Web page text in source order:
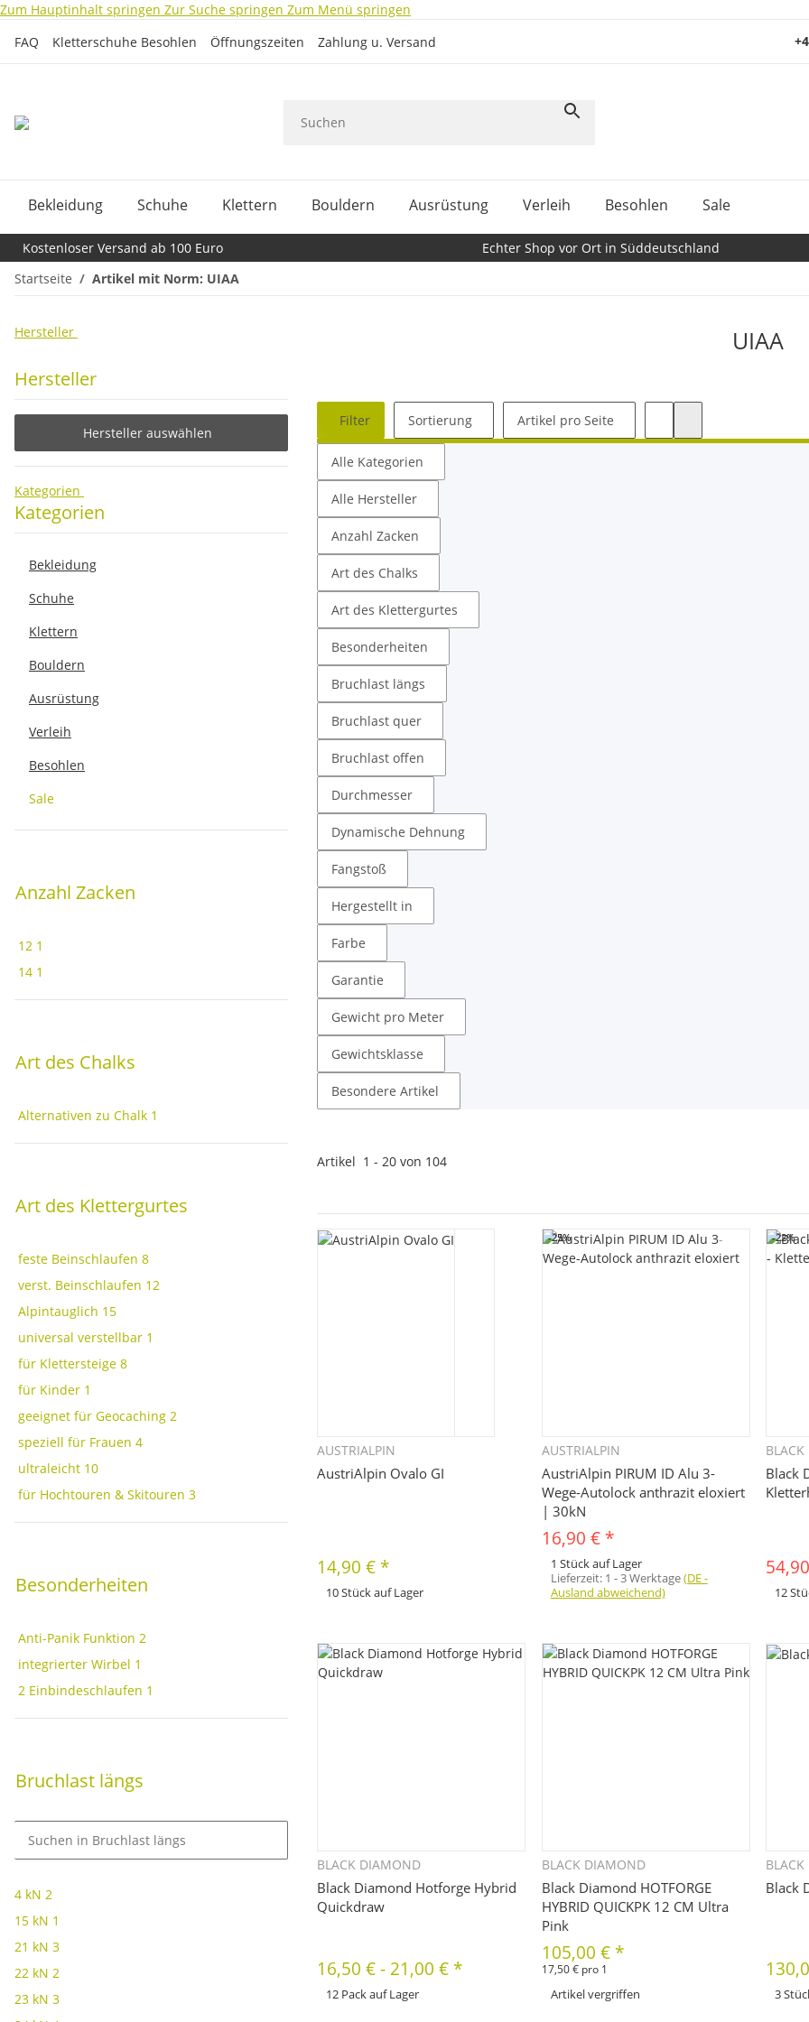
Zum Hauptinhalt springen Zur Suche springen Zum Menü springen
FAQ
Kletterschuhe Besohlen Öffnungszeiten Zahlung u. Versand
Bekleidung Schuhe Klettern Bouldern Ausrüstung Verleih Besohlen Sale
Kostenloser Versand ab 100 Euro Echter Shop vor Ort in Süddeutschland
Startseite
Artikel mit Norm: UIAA
UIAA
Filter Sortierung Artikel pro Seite
Alle Kategorien
Alle Hersteller
Anzahl Zacken
Art des Chalks
Art des Klettergurtes
Besonderheiten
Bruchlast längs
Bruchlast quer
Bruchlast offen
Durchmesser
Dynamische Dehnung
Fangstoß
Hergestellt in
Farbe
Garantie
Gewicht pro Meter
Gewichtsklasse
Besondere Artikel
Artikel 1 - 20 von 104
Schnellkauf
AUSTRIALPIN
AustriAlpin Ovalo GI
14,90 € *
10 Stück auf Lager
-25%
Schnellkauf
AUSTRIALPIN
AustriAlpin PIRUM ID Alu 3-
Wege-Autolock anthrazit eloxiert
| 30kN
16,90 € *
1 Stück auf Lager
Lieferzeit: 1 - 3 Werktage(DE -
Ausland abweichend)
-22%
Black
12
Schnellkauf
BLACK DIAMOND
Black Diamond Hotforge Hybrid
Quickdraw
16,50 €- 21,00 € *
12 Pack auf Lager
Schnellkauf
BLACK DIAMOND
Black Diamond HOTFORGE
HYBRID QUICKPK 12 CM Ultra
Pink
105,00 € *
17,50 € pro 1
Artikel vergriffen
Black
3
Hersteller
Hersteller auswählen
Kategorien
Kategorien
Bekleidung
Schuhe
Klettern
Bouldern
Ausrüstung
Verleih
Besohlen
Sale
Anzahl Zacken
12 1
14 1
Art des Chalks
Alternativen zu Chalk 1
Art des Klettergurtes
feste Beinschlaufen 8
verst. Beinschlaufen 12
Alpintauglich 15
universal verstellbar 1
für Klettersteige 8
für Kinder 1
geeignet für Geocaching 2
speziell für Frauen 4
ultraleicht 10
für Hochtouren & Skitouren 3
Besonderheiten
Anti-Panik Funktion 2
integrierter Wirbel 1
2 Einbindeschlaufen 1
Bruchlast längs
4 kN 2
15 kN 1
21 kN 3
22 kN 2
23 kN 3